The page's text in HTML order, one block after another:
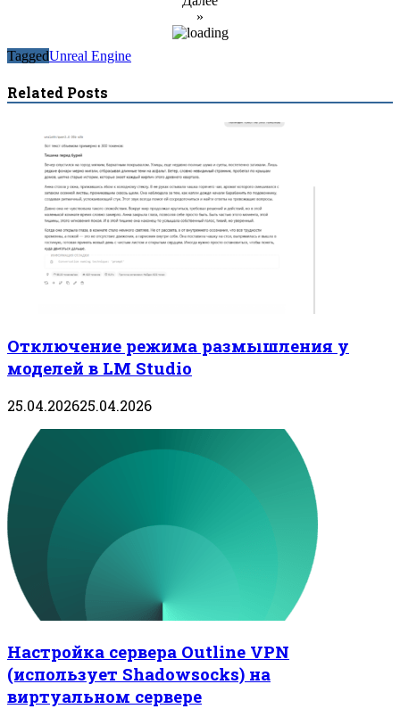
»
TaggedUnreal Engine
Related Posts
Отключение режима размышления у
моделей в LM Studio
25.04.202625.04.2026
Настройка сервера Outline VPN
(использует Shadowsocks) на
виртуальном сервере